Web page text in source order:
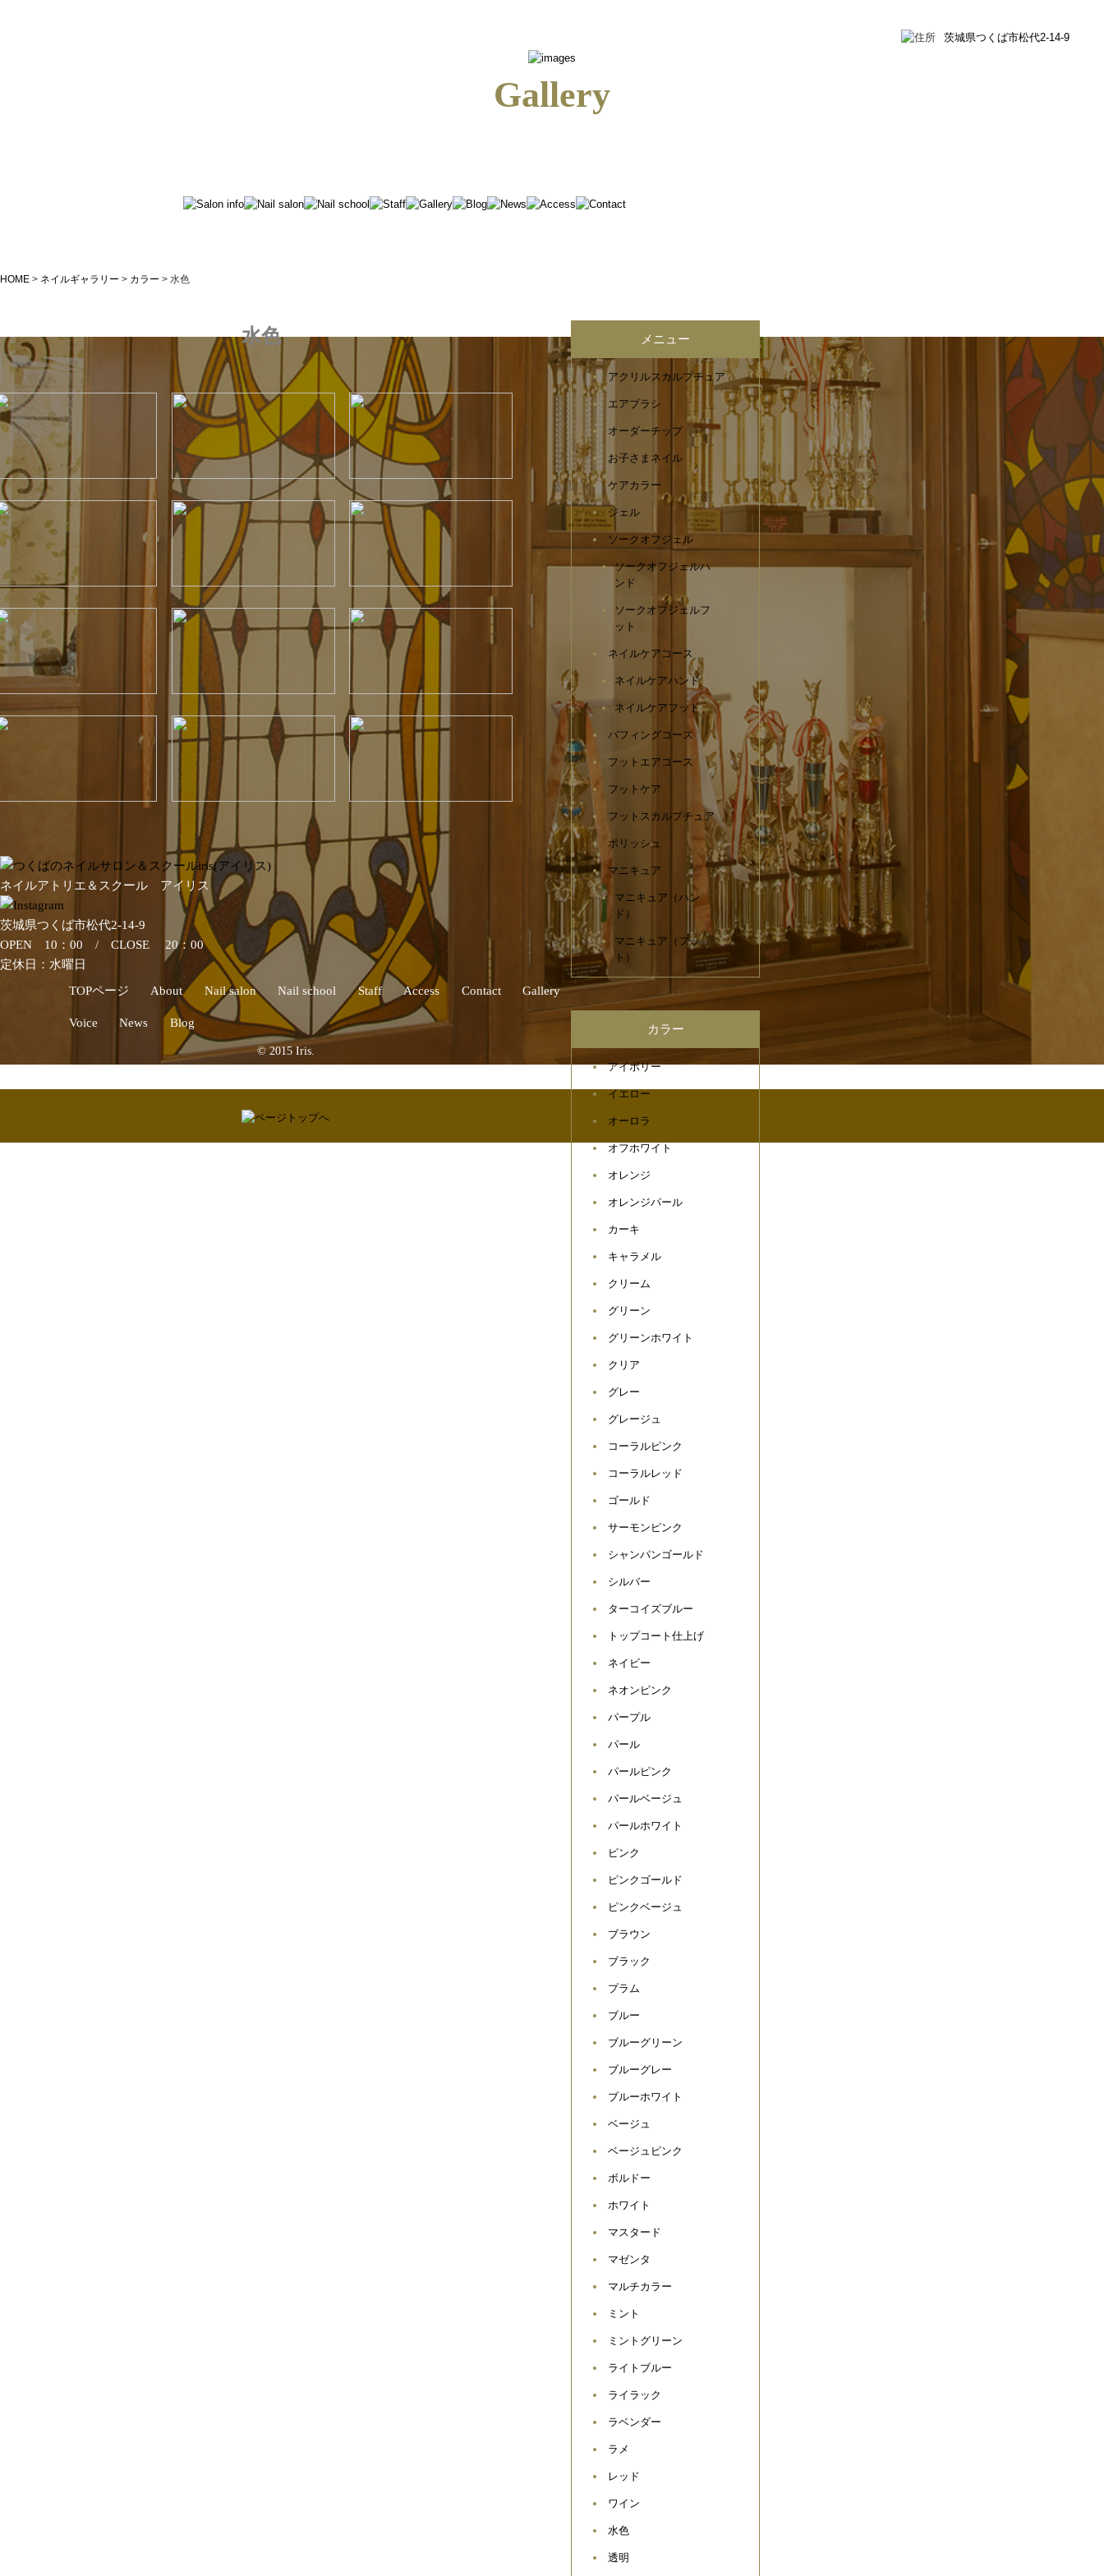
茨城県つくば市松代2-14-9
Gallery
HOME > ネイルギャラリー > カラー > 水色
水色 メニュー
アクリルスカルプチュア
エアブラシ
オーダーチップ
お子さまネイル
ケアカラー
ジェル
ソークオフジェル
ソークオフジェルハ
ンド
ソークオフジェルフ
ット
ネイルケアコース
ネイルケアハンド
ネイルケアフット
バフィングコース
フットエアコース
フットケア
フットスカルプチュア
ポリッシュ
マニキュア
マニキュア（ハン
ド）
マニキュア（フッ
ト）
カラー
アイボリー
イエロー
オーロラ
オフホワイト
オレンジ
オレンジパール
カーキ
キャラメル
クリーム
グリーン
グリーンホワイト
クリア
グレー
グレージュ
コーラルピンク
コーラルレッド
ゴールド
サーモンピンク
シャンパンゴールド
シルバー
ターコイズブルー
トップコート仕上げ
ネイビー
ネオンピンク
パープル
パール
パールピンク
パールベージュ
パールホワイト
ピンク
ピンクゴールド
ピンクベージュ
ブラウン
ブラック
プラム
ブルー
ブルーグリーン
ブルーグレー
ブルーホワイト
ベージュ
ベージュピンク
ボルドー
ホワイト
マスタード
マゼンタ
マルチカラー
ミント
ミントグリーン
ライトブルー
ライラック
ラベンダー
ラメ
レッド
ワイン
水色
透明
ネイルアトリエ＆スクール アイリス
茨城県つくば市松代2-14-9
OPEN 10：00 / CLOSE 20：00
定休日：水曜日
TOPページ
About Nail salon Nail school Staff Access Contact Gallery
Voice News Blog
© 2015 Iris.